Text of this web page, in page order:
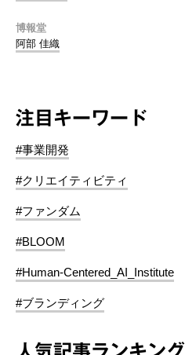
博報堂
阿部 佳織
注目キーワード
#事業開発
#クリエイティビティ
#ファンダム
#BLOOM
#Human-Centered_AI_Institute
#ブランディング
人気記事ランキング